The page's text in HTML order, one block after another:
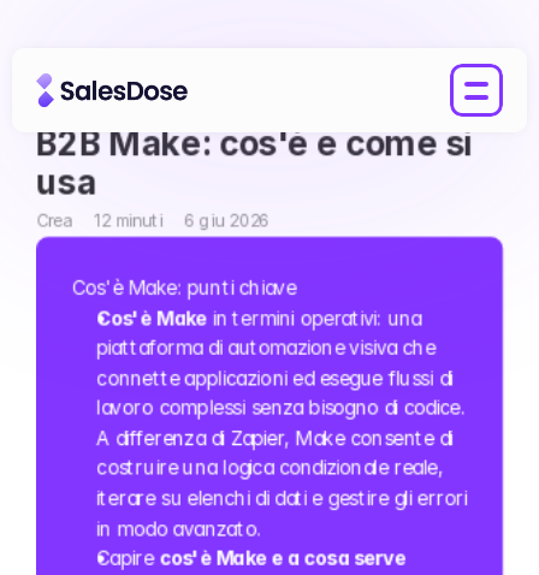
La piattaforma di ambienti
B2B Make: cos'è e come si
usa
Crea 12 minuti 6 giu 2026
Cos'è Make: punti chiave
Cos'è Make in termini operativi: una
piattaforma di automazione visiva che
connette applicazioni ed esegue flussi di
lavoro complessi senza bisogno di codice.
A differenza di Zapier, Make consente di
costruire una logica condizionale reale,
iterare su elenchi di dati e gestire gli errori
in modo avanzato.
Capire cos'è Make e a cosa serve